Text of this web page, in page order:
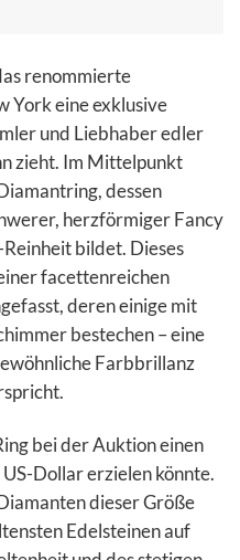
renommierte
York eine exklusive
und Liebhaber edler
zieht. Im Mittelpunkt
dessen
herzförmiger Fancy
bildet. Dieses
facettenreichen
deren einige mit
bestechen – eine
Farbbrillanz
bei der Auktion einen
Dollar erzielen könnte.
dieser Größe
Edelsteinen auf